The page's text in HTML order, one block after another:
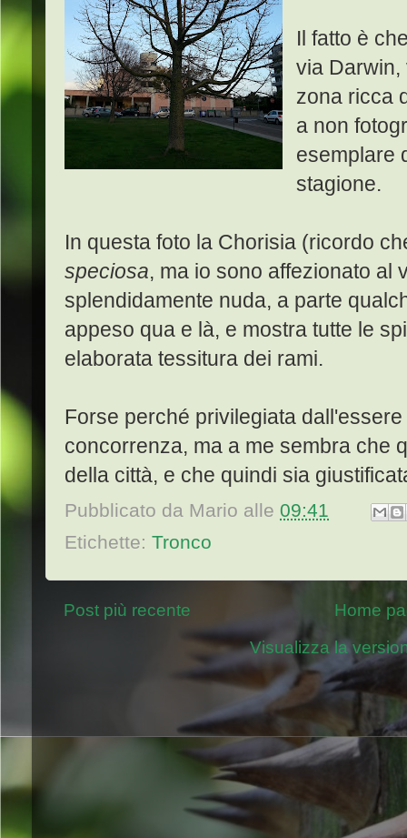
Il fatto è
via Darwin,
zona ricca
a non
esemplare
stagione.
In questa foto la Chorisia (ricordo
speciosa, ma io sono affezionato al
splendidamente nuda, a parte
appeso qua e là, e mostra tutte le
elaborata tessitura dei rami.
Forse perché privilegiata
concorrenza, ma a me sembra che
della città, e che quindi sia
Pubblicato da Mario alle 09:41
Etichette: Tronco
Post più recente
Home
Visualizza la